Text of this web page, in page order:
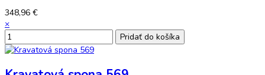
348,96 €
×